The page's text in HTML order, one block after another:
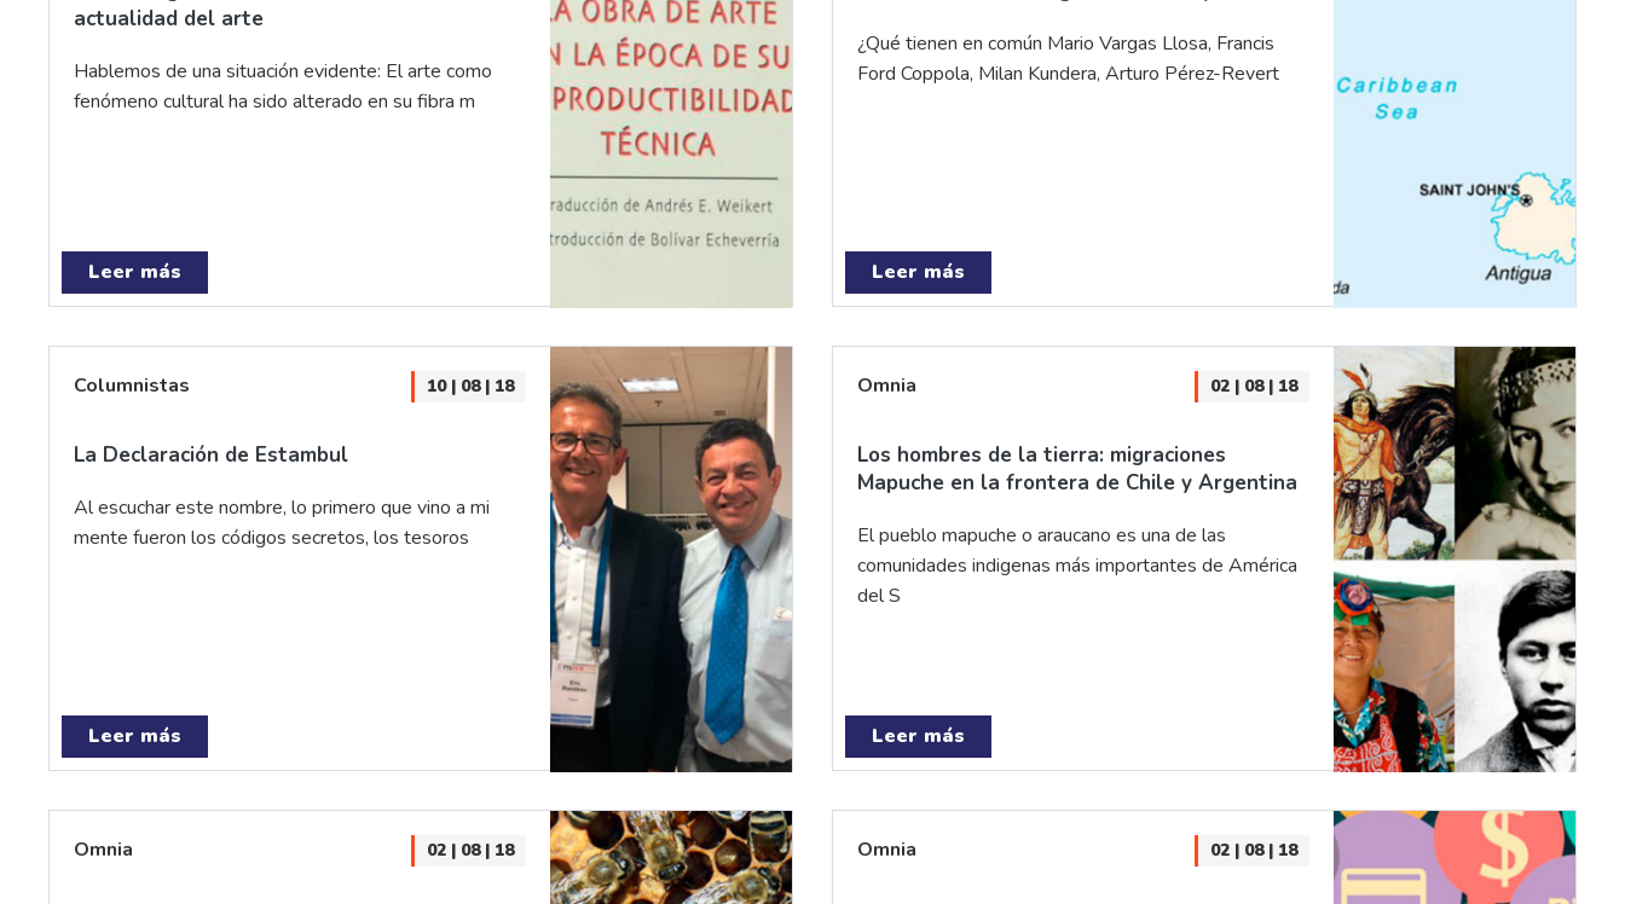
actualidad del arte
Hablemos de una situación evidente: El arte como
fenómeno cultural ha sido alterado en su fibra m
Leer más
¿Qué tienen en común Mario Vargas Llosa, Francis
Ford Coppola, Milan Kundera, Arturo Pérez-Revert
Leer más
Columnistas 10 | 08 | 18
La Declaración de Estambul
Al escuchar este nombre, lo primero que vino a mi
mente fueron los códigos secretos, los tesoros
Leer más
Omnia 02 | 08 | 18
Los hombres de la tierra: migraciones
Mapuche en la frontera de Chile y Argentina
El pueblo mapuche o araucano es una de las
comunidades indigenas más importantes de América
del S
Leer más
Omnia 02 | 08 | 18 Omnia 02 | 08 | 18